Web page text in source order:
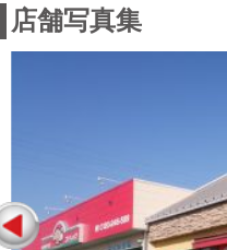
最新折込チラシまたは店